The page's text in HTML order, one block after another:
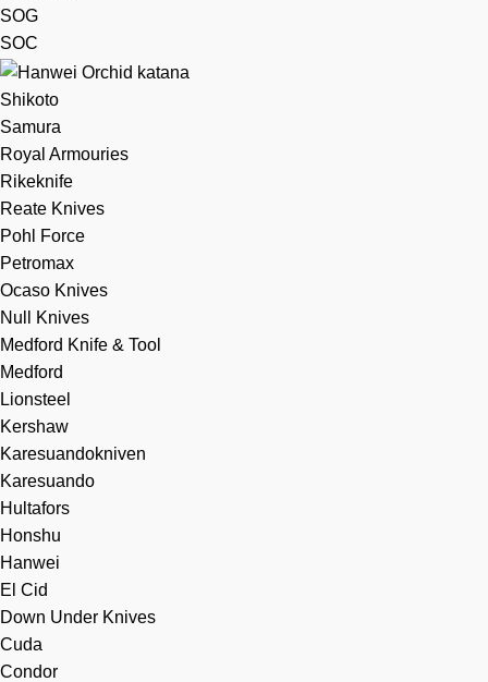
SOG
SOC
Shikoto
Samura
Royal Armouries
Rikeknife
Reate Knives
Pohl Force
Petromax
Ocaso Knives
Null Knives
Medford Knife & Tool
Medford
Lionsteel
Kershaw
Karesuandokniven
Karesuando
Hultafors
Honshu
Hanwei
El Cid
Down Under Knives
Cuda
Condor